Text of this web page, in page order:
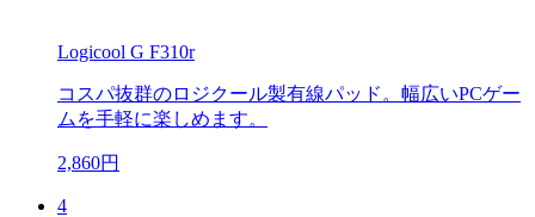
Logicool G F310r
コスパ抜群のロジクール製有線パッド。幅広いPCゲー
ムを手軽に楽しめます。
2,860円
4